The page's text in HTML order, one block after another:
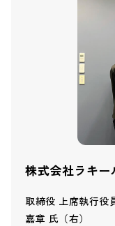
株式会社ラキー
取締役 上席執行
嘉章 氏（右）